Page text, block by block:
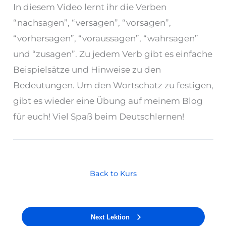
In diesem Video lernt ihr die Verben
“nachsagen”, “versagen”, “vorsagen”,
“vorhersagen”, “voraussagen”, “wahrsagen”
und “zusagen”. Zu jedem Verb gibt es einfache
Beispielsätze und Hinweise zu den
Bedeutungen. Um den Wortschatz zu festigen,
gibt es wieder eine Übung auf meinem Blog
für euch! Viel Spaß beim Deutschlernen!
Back to Kurs
Next Lektion